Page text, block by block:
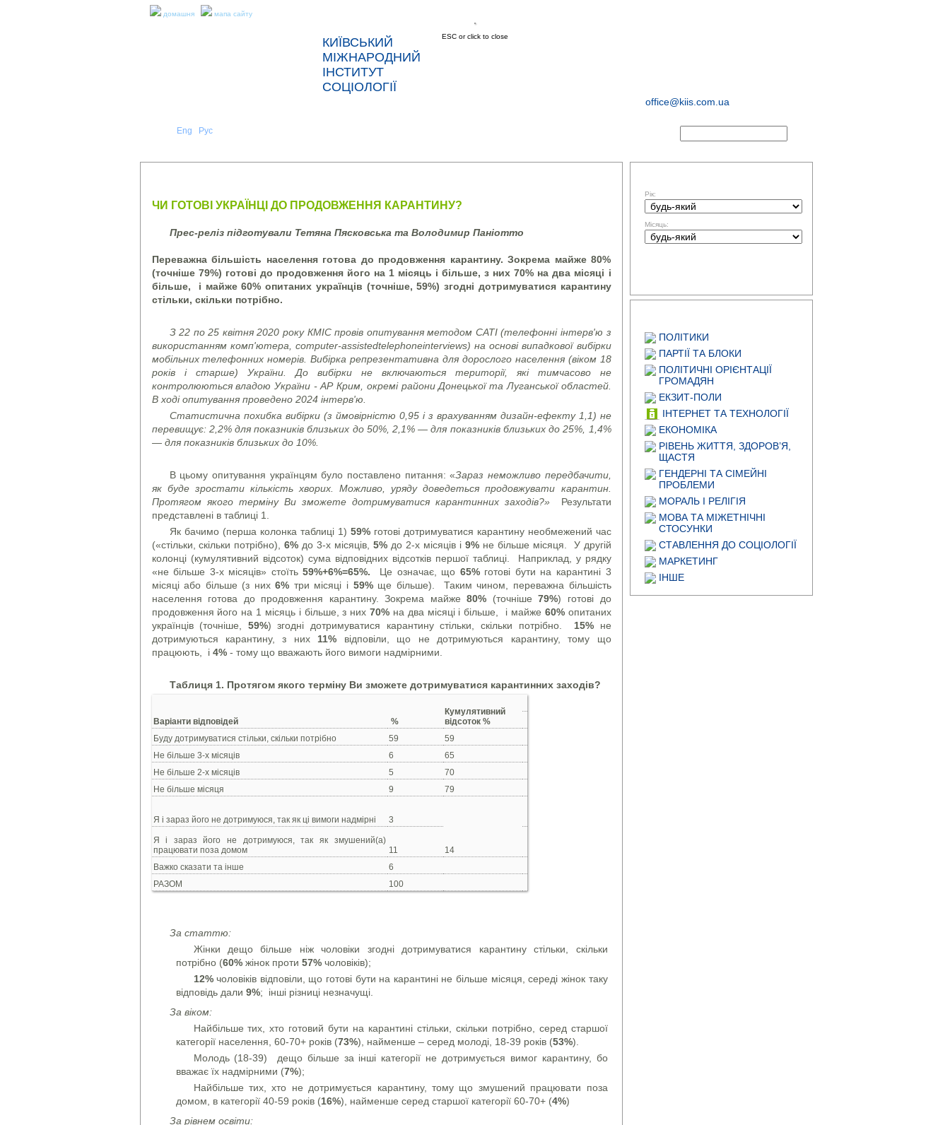
домашня мапа сайту
КИЇВСЬКИЙ
МІЖНАРОДНИЙ
ІНСТИТУТ
СОЦІОЛОГІЇ
office@kiis.com.ua
Eng Рус
ESC or click to close
ЧИ ГОТОВІ УКРАЇНЦІ ДО ПРОДОВЖЕННЯ КАРАНТИНУ?
Прес-реліз підготували Тетяна Пясковська та Володимир Паніотто
Переважна більшість населення готова до продовження карантину. Зокрема майже 80%
(точніше 79%) готові до продовження його на 1 місяць і більше, з них 70% на два місяці і
більше, і майже 60% опитаних українців (точніше, 59%) згодні дотримуватися карантину
стільки, скільки потрібно.
З 22 по 25 квітня 2020 року КМІС провів опитування методом CATI(телефонні інтерв'ю з
використанням комп'ютера, computer-assistedtelephoneinterviews) на основі випадкової вибірки
мобільних телефонних номерів.Вибірка репрезентативна для дорослого населення (віком 18
років і старше) України. До вибірки не включаються території, які тимчасово не
контролюються владою України - АР Крим, окремі райони Донецької та Луганської областей.
В ході опитування проведено 2024 інтерв'ю.
Статистична похибка вибірки (з ймовірністю 0,95 і з врахуванням дизайн-ефекту 1,1) не
перевищує: 2,2% для показників близьких до 50%, 2,1% — для показників близьких до 25%, 1,4%
— для показників близьких до 10%.
В цьому опитування українцям було поставлено питання: «Зараз неможливо передбачити,
як буде зростати кількість хворих. Можливо, уряду доведеться продовжувати карантин.
Протягом якого терміну Ви зможете дотримуватися карантинних заходів?» Результати
представлені в таблиці 1.
Як бачимо (перша колонка таблиці 1) 59%готові дотримуватися карантину необмежений час
(«стільки, скільки потрібно),6% до 3-х місяців,5% до 2-х місяців і 9%не більше місяця. У другій
колонці (кумулятивний відсоток) сума відповідних відсотків першої таблиці. Наприклад, у рядку
«не більше 3-х місяців» стоїть59%+6%=65%. Це означає, що 65%готові бути на карантині 3
місяці або більше (з них6% три місяці і 59%ще більше). Таким чином, переважна більшість
населення готова до продовження карантину. Зокрема майже80% (точніше79%) готові до
продовження його на 1 місяць і більше, з них70% на два місяці і більше, і майже 60%опитаних
українців (точніше, 59%) згодні дотримуватися карантину стільки, скільки потрібно. 15%не
дотримуються карантину, з них 11% відповіли, що не дотримуються карантину, тому що
працюють, і 4%- тому що вважають його вимоги надмірними.
Таблиця 1. Протягом якого терміну Ви зможете дотримуватися карантинних заходів?
Варіанти відповідей %
Кумулятивний
відсоток %
Буду дотримуватися стільки, скільки потрібно
59
59
Не більше 3-х місяців
6
65
Не більше 2-х місяців
5
70
Не більше місяця
9 79
Я і зараз його не дотримуюся, так як ці вимоги надмірні 3
14
Я і зараз його не дотримуюся, так як змушений(а)
працювати поза домом
11
Важко сказати та інше
6
РАЗОМ
100
За статтю:
Жінки дещо більше ніж чоловіки згодні дотримуватися карантину стільки, скільки
потрібно (60%жінок проти 57%чоловіків);
12%чоловіків відповіли, що готові бути на карантині не більше місяця, середі жінок таку
відповідь дали 9%; інші різниці незначущі.
За віком:
Найбільше тих, хто готовий бути на карантині стільки, скільки потрібно, серед старшої
категорії населення, 60-70+ років (73%), найменше – серед молоді, 18-39 років (53%).
Молодь (18-39) дещо більше за інші категорії не дотримується вимог карантину, бо
вважає їх надмірними (7%);
Найбільше тих, хто не дотримується карантину, тому що змушений працювати поза
домом, в категорії 40-59 років (16%), найменше серед старшої категорії 60-70+ (4%)
За рівнем освіти:
Рік:
Місяць:
ПОЛІТИКИ
ПАРТІЇ ТА БЛОКИ
ПОЛІТИЧНІ ОРІЄНТАЦІЇ
ГРОМАДЯН
ЕКЗИТ-ПОЛИ
ІНТЕРНЕТ ТА ТЕХНОЛОГІЇ
ЕКОНОМІКА
РІВЕНЬ ЖИТТЯ, ЗДОРОВ’Я,
ЩАСТЯ
ГЕНДЕРНІ ТА СІМЕЙНІ
ПРОБЛЕМИ
МОРАЛЬ І РЕЛІГІЯ
МОВА ТА МІЖЕТНІЧНІ
СТОСУНКИ
СТАВЛЕННЯ ДО СОЦІОЛОГІЇ
МАРКЕТИНГ
ІНШЕ